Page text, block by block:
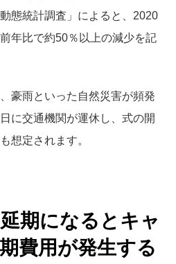
態統計調査」によると、2020
年比で約50％以上の減少を記
豪雨といった自然災害が頻発
に交通機関が運休し、式の開
想定されます。
期になるとキャ
費用が発生する